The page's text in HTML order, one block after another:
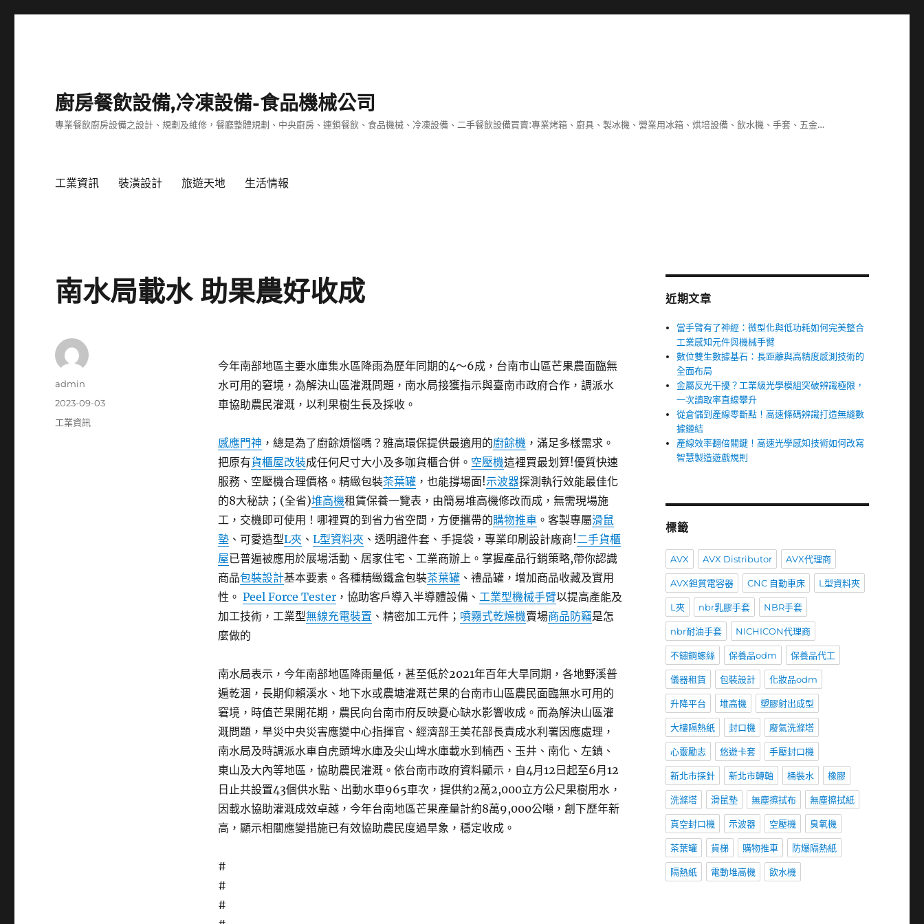
廚房餐飲設備,冷凍設備-食品機械公司
專業餐飲廚房設備之設計、規劃及維修，餐廳整體規劃、中央廚房、連鎖餐飲、食品機械、冷凍設備、二手餐飲設備買賣:專業烤箱、廚具、製冰機、營業用冰箱、烘培設備、飲水機、手套、五金…
工業資訊 裝潢設計 旅遊天地 生活情報
南水局載水 助果農好收成
今年南部地區主要水庫集水區降雨為歷年同期的4～6成，台南市山區芒果農面臨無
水可用的窘境，為解決山區灌溉問題，南水局接獲指示與臺南市政府合作，調派水
車協助農民灌溉，以利果樹生長及採收。
感應門神 ，總是為了廚餘煩惱嗎？雅高環保提供最適用的廚餘機，滿足多樣需求。
把原有貨櫃屋改裝成任何尺寸大小及多咖貨櫃合併。 空壓機這裡買最划算!優質快速
服務、空壓機合理價格。精緻包裝茶葉罐，也能撐場面!示波器探測執行效能最佳化
的8大秘訣；(全省)堆高機租賃保養一覽表，由簡易堆高機修改而成，無需現場施
工，交機即可使用！哪裡買的到省力省空間，方便攜帶的購物推車。客製專屬滑鼠
墊、可愛造型L夾、 L型資料夾、透明證件套、手提袋，專業印刷設計廠商!二手貨櫃
屋已普遍被應用於展場活動、居家住宅、工業商辦上。掌握產品行銷策略,帶你認識
商品包裝設計基本要素。各種精緻鐵盒包裝茶葉罐、禮品罐，增加商品收藏及實用
性。 Peel Force Tester，協助客戶導入半導體設備、 工業型機械手臂以提高產能及
加工技術，工業型無線充電裝置 、精密加工元件； 噴霧式乾燥機賣場商品防竊是怎
麼做的
南水局表示，今年南部地區降雨量低，甚至低於2021年百年大旱同期，各地野溪普
遍乾涸，長期仰賴溪水、地下水或農塘灌溉芒果的台南市山區農民面臨無水可用的
窘境，時值芒果開花期，農民向台南市府反映憂心缺水影響收成。而為解決山區灌
溉問題，旱災中央災害應變中心指揮官、經濟部王美花部長責成水利署因應處理，
南水局及時調派水車自虎頭埤水庫及尖山埤水庫載水到楠西、玉井、南化、左鎮、
東山及大內等地區，協助農民灌溉。依台南市政府資料顯示，自4月12日起至6月12
日止共設置43個供水點、出動水車965車次，提供約2萬2,000立方公尺果樹用水，
因載水協助灌溉成效卓越，今年台南地區芒果產量計約8萬9,000公噸，創下歷年新
高，顯示相關應變措施已有效協助農民度過旱象，穩定收成。
#
#
#
作
admin
發
2023-09-03
分
工業資訊
近期文章
當手臂有了神經：微型化與低功耗如何完美整合
工業感知元件與機械手臂
數位雙生數據基石：長距離與高精度感測技術的
全面布局
金屬反光干擾？工業級光學模組突破辨識極限，
一次讀取率直線攀升
從倉儲到產線零斷點！高速條碼辨識打造無縫數
據鏈結
產線效率翻倍關鍵！高速光學感知技術如何改寫
智慧製造遊戲規則
標籤
AVX AVX Distributor AVX代理商
AVX鉭質電容器 CNC 自動車床 L型資料夾
L夾 nbr乳膠手套 NBR手套
nbr耐油手套 NICHICON代理商
不鏽鋼螺絲 保養品odm 保養品代工
儀器租賃 包裝設計 化妝品odm
升降平台 堆高機 塑膠射出成型
大樓隔熱紙 封口機 廢氣洗滌塔
心靈勵志 悠遊卡套 手壓封口機
新北市探針 新北市轉軸 桶裝水 橡膠
洗滌塔 滑鼠墊 無塵擦拭布 無塵擦拭紙
真空封口機 示波器 空壓機 臭氧機
茶葉罐 貨梯 購物推車 防爆隔熱紙
隔熱紙 電動堆高機 飲水機